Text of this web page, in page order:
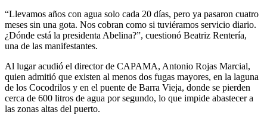
“Llevamos años con agua solo cada 20 días, pero ya pasaron cuatro
meses sin una gota. Nos cobran como si tuviéramos servicio diario.
¿Dónde está la presidenta Abelina?”, cuestionó Beatriz Rentería,
una de las manifestantes.
Al lugar acudió el director de CAPAMA, Antonio Rojas Marcial,
quien admitió que existen al menos dos fugas mayores, en la laguna
de los Cocodrilos y en el puente de Barra Vieja, donde se pierden
cerca de 600 litros de agua por segundo, lo que impide abastecer a
las zonas altas del puerto.